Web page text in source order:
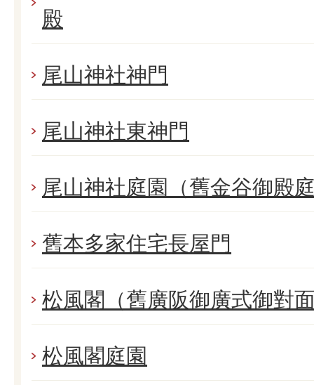
殿
尾山神社神門
尾山神社東神門
尾山神社庭園（舊金谷御殿
舊本多家住宅長屋門
松風閣（舊廣阪御廣式御對
松風閣庭園